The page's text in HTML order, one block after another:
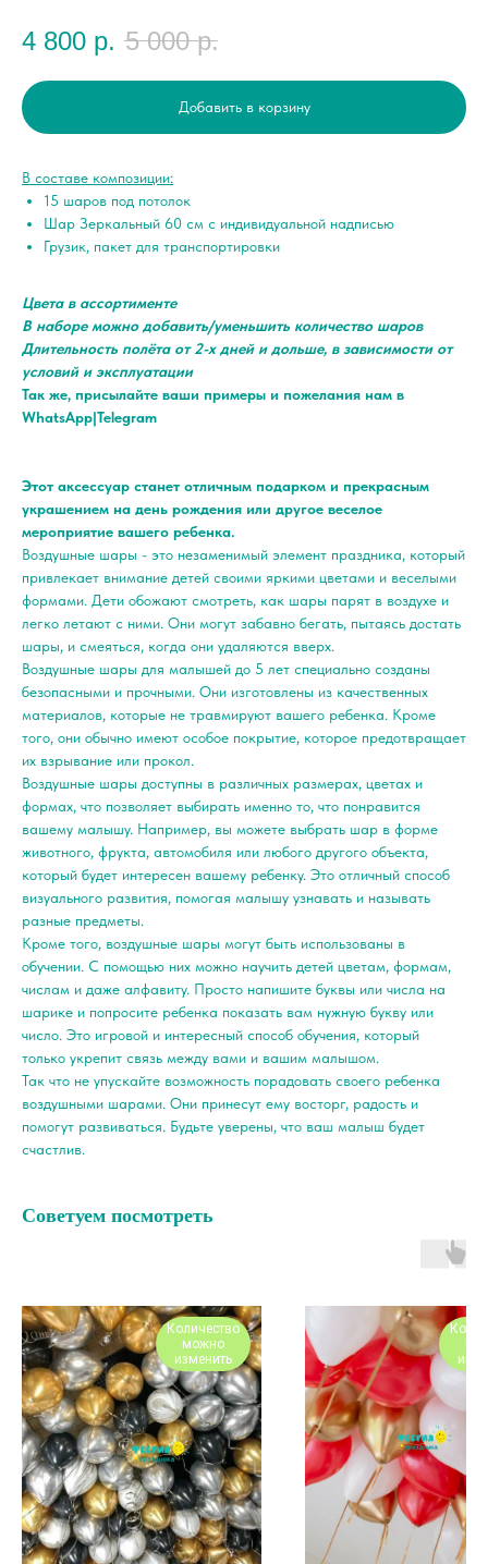
4 800 р. 5 000 р.
Добавить в корзину
В составе композиции:
15 шаров под потолок
Шар Зеркальный 60 см с индивидуальной надписью
Грузик, пакет для транспортировки
Цвета в ассортименте
В наборе можно добавить/уменьшить количество шаров
Длительность полёта от 2-х дней и дольше, в зависимости от
условий и эксплуатации
Так же, присылайте ваши примеры и пожелания нам в
WhatsApp|Telegram
Этот аксессуар станет отличным подарком и прекрасным
украшением на день рождения или другое веселое
мероприятие вашего ребенка.
Воздушные шары - это незаменимый элемент праздника, который
привлекает внимание детей своими яркими цветами и веселыми
формами. Дети обожают смотреть, как шары парят в воздухе и
легко летают с ними. Они могут забавно бегать, пытаясь достать
шары, и смеяться, когда они удаляются вверх.
Воздушные шары для малышей до 5 лет специально созданы
безопасными и прочными. Они изготовлены из качественных
материалов, которые не травмируют вашего ребенка. Кроме
того, они обычно имеют особое покрытие, которое предотвращает
их взрывание или прокол.
Воздушные шары доступны в различных размерах, цветах и
формах, что позволяет выбирать именно то, что понравится
вашему малышу. Например, вы можете выбрать шар в форме
животного, фрукта, автомобиля или любого другого объекта,
который будет интересен вашему ребенку. Это отличный способ
визуального развития, помогая малышу узнавать и называть
разные предметы.
Кроме того, воздушные шары могут быть использованы в
обучении. С помощью них можно научить детей цветам, формам,
числам и даже алфавиту. Просто напишите буквы или числа на
шарике и попросите ребенка показать вам нужную букву или
число. Это игровой и интересный способ обучения, который
только укрепит связь между вами и вашим малышом.
Так что не упускайте возможность порадовать своего ребенка
воздушными шарами. Они принесут ему восторг, радость и
помогут развиваться. Будьте уверены, что ваш малыш будет
счастлив.
Советуем посмотреть
Количество
можно
изменить